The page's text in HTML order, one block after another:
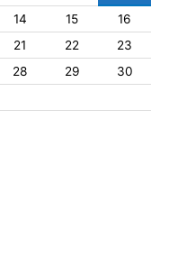
14 15
16
21 22
23
28 29
30